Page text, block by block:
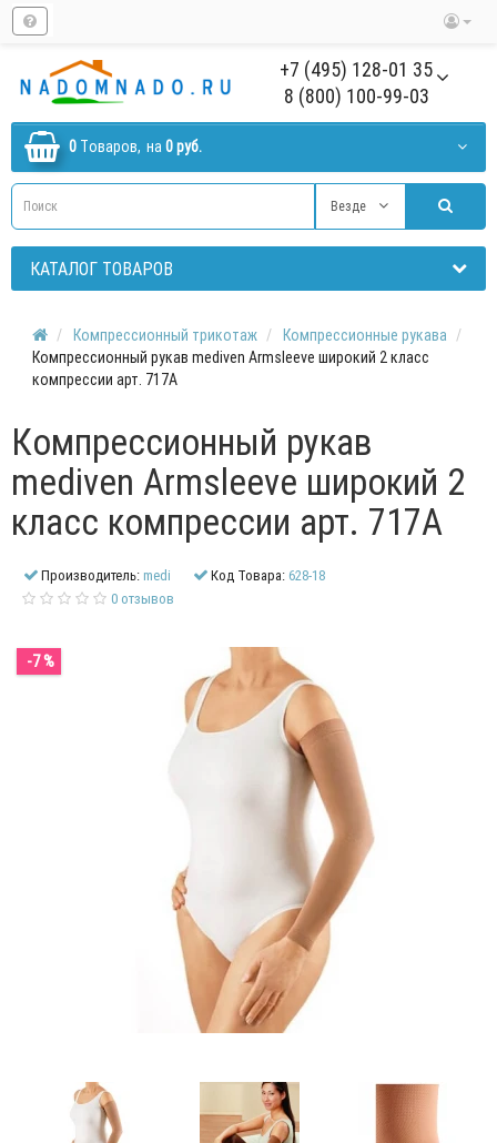
+7 (495) 128-01 35
8 (800) 100-99-03
0 Tоваров, на 0 руб.
Везде
КАТАЛОГ ТОВАРОВ
Компрессионный трикотаж
Компрессионные рукава
Компрессионный рукав mediven Armsleeve широкий 2 класс
компрессии арт. 717A
Компрессионный рукав
mediven Armsleeve широкий 2
класс компрессии арт. 717A
Производитель:medi Код Товара: 628-18
0 отзывов
-7 %